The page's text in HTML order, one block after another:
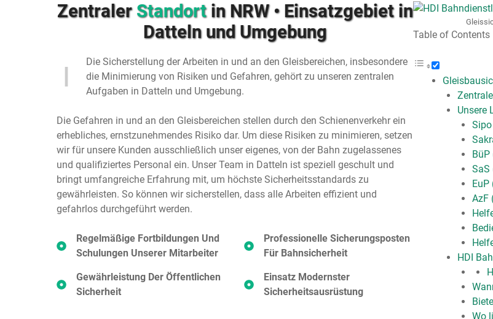
Zentraler Standortin NRW • Einsatzgebiet in
Datteln und Umgebung
Die Sicherstellung der Arbeiten in und an den Gleisbereichen, insbesondere
die Minimierung von Risiken und Gefahren, gehört zu unseren zentralen
Aufgaben in Datteln und Umgebung.
Die Gefahren in und an den Gleisbereichen stellen durch den Schienenverkehr ein
erhebliches, ernstzunehmendes Risiko dar. Um diese Risiken zu minimieren, setzen
wir für unsere Kunden ausschließlich unser eigenes, von der Bahn zugelassenes
und qualifiziertes Personal ein. Unser Team in Datteln ist speziell geschult und
bringt umfangreiche Erfahrung mit, um höchste Sicherheitsstandards zu
gewährleisten. So können wir sicherstellen, dass alle Arbeiten effizient und
gefahrlos durchgeführt werden.
Regelmäßige Fortbildungen Und
Schulungen Unserer Mitarbeiter
Gewährleistung Der Öffentlichen
Sicherheit
Professionelle Sicherungsposten
Für Bahnsicherheit
Einsatz Modernster
Sicherheitsausrüstung
Table of Contents
Unsere
SaS
EuP
AzF
HDI
Wo